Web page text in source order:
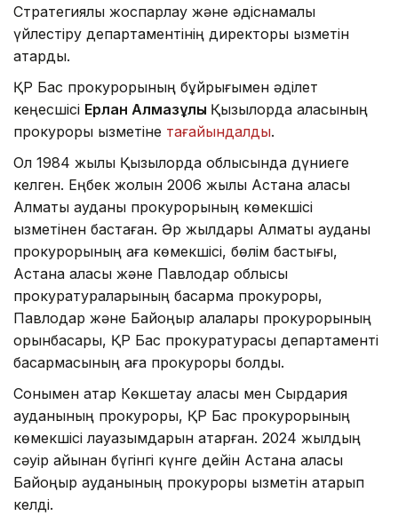
Стратегиялық жоспарлау және әдіснамалық
үйлестіру департаментінің директоры қызметін
атқарды.
ҚР Бас прокурорының бұйрығымен әділет
кеңесшісі Ерлан Алмазұлы Қызылорда қаласының
прокуроры қызметіне тағайындалды.
Ол 1984 жылы Қызылорда облысында дүниеге
келген. Еңбек жолын 2006 жылы Астана қаласы
Алматы ауданы прокурорының көмекшісі
қызметінен бастаған. Әр жылдары Алматы ауданы
прокурорының аға көмекшісі, бөлім бастығы,
Астана қаласы және Павлодар облысы
прокуратураларының басқарма прокуроры,
Павлодар және Байқоңыр қалалары прокурорының
орынбасары, ҚР Бас прокуратурасы департаменті
басқармасының аға прокуроры болды.
Сонымен қатар Көкшетау қаласы мен Сырдария
ауданының прокуроры, ҚР Бас прокурорының
көмекшісі лауазымдарын атқарған. 2024 жылдың
сәуір айынан бүгінгі күнге дейін Астана қаласы
Байқоңыр ауданының прокуроры қызметін атқарып
келді.